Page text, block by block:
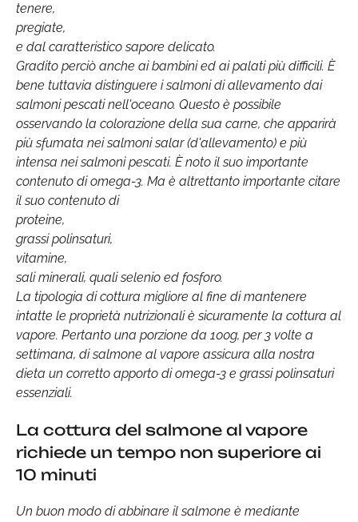
tenere,
pregiate,
e dal caratteristico sapore delicato.
Gradito perciò anche ai bambini ed ai palati più difficili. È
bene tuttavia distinguere i salmoni di allevamento dai
salmoni pescati nell'oceano. Questo è possibile
osservando la colorazione della sua carne, che apparirà
più sfumata nei salmoni salar (d'allevamento) e più
intensa nei salmoni pescati. È noto il suo importante
contenuto di omega-3. Ma è altrettanto importante citare
il suo contenuto di
proteine,
grassi polinsaturi,
vitamine,
sali minerali, quali selenio ed fosforo.
La tipologia di cottura migliore al fine di mantenere
intatte le proprietà nutrizionali è sicuramente la cottura al
vapore. Pertanto una porzione da 100g, per 3 volte a
settimana, di salmone al vapore assicura alla nostra
dieta un corretto apporto di omega-3 e grassi polinsaturi
essenziali.
La cottura del salmone al vapore
richiede un tempo non superiore ai
10 minuti
Un buon modo di abbinare il salmone è mediante